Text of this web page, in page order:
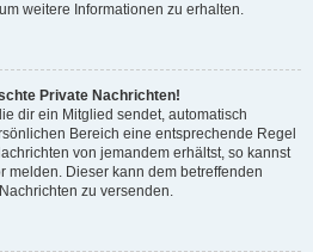
weitere Informationen zu erhalten.
Private Nachrichten!
dir ein Mitglied sendet, automatisch
Bereich eine entsprechende Regel
von jemandem erhältst, so kannst
melden. Dieser kann dem betreffenden
zu versenden.